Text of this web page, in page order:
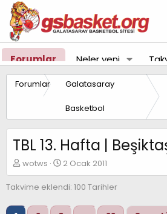
Forumlar Neler yeni
Forumlar Galatasaray
Basketbol
TBL 13. Hafta |
K
o
n
y
wotws
B
a
ş
a
2 Ocak 2011
Takvime eklendi: 100 Tarihler